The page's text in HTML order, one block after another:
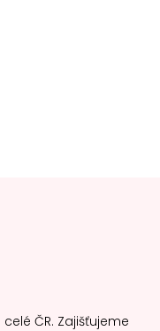
ČR. Zajišťujeme